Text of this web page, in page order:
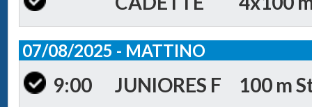
07/08/2025 - MATTINO
9:00 JUNIORES F 100 m